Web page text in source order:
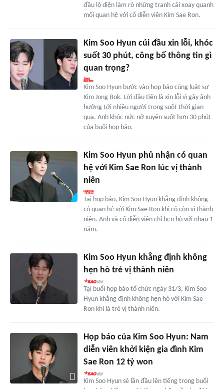
đầu lộ diện làm rõ những tranh cãi xoay quanh
mối quan hệ với cố diễn viên Kim Sae Ron.
Kim Soo Hyun cúi đầu xin lỗi, khóc
suốt 30 phút, công bố thông tin gì
quan trọng?
Kim Soo Hyun bước vào họp báo cùng luật sư
Kim Jong Bok. Lời đầu tiên là xin lỗi vì gây ảnh
hưởng tới nhiều người trong suốt thời gian
qua. Anh khóc nức nở xuyên suốt hơn 30 phút
của buổi họp báo.
Kim Soo Hyun phủ nhận có quan
hệ với Kim Sae Ron lúc vị thành
niên
Tại họp báo, Kim Soo Hyun khẳng định không
có quan hệ với Kim Sae Ron khi cô còn vị thành
niên. Anh và cố diễn viên chỉ hẹn hò với nhau 1
năm.
Kim Soo Hyun khẳng định không
hẹn hò trẻ vị thành niên
Tại buổi họp báo tổ chức ngày 31/3, Kim Soo
Hyun khẳng định không hẹn hò với Kim Sae
Ron khi là trẻ vị thành niên.
Họp báo của Kim Soo Hyun: Nam
diễn viên khởi kiện gia đình Kim
Sae Ron 12 tỷ won
Kim Soo Hyun sẽ lần đầu lên tiếng trong buổi